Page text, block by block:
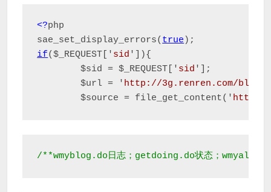
<?php
sae_set_display_errors( true
if($_REQUEST[' sid ']){
	$sid = $_REQUEST['
sid '];
	$url = '
http://3g.renren.com/blog/
	$source = file_get_content('
http://
/**wmyblog.do日志；getdoing.do状态；